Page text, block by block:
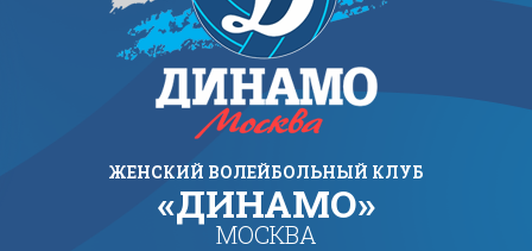
ЖЕНСКИЙ ВОЛЕЙБОЛЬНЫЙ КЛУБ
«ДИНАМО»
МОСКВА